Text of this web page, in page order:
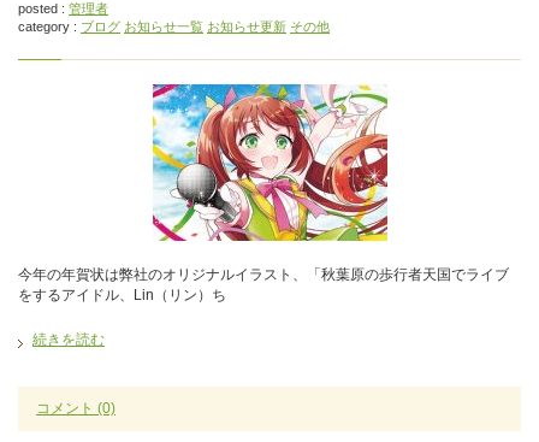
posted : 管理者
category : ブログ お知らせ一覧 お知らせ更新 その他
今年の年賀状は弊社のオリジナルイラスト、「秋葉原の歩行者天国でライブ
をするアイドル、Lin（リン）ち
続きを読む
コメント (0)